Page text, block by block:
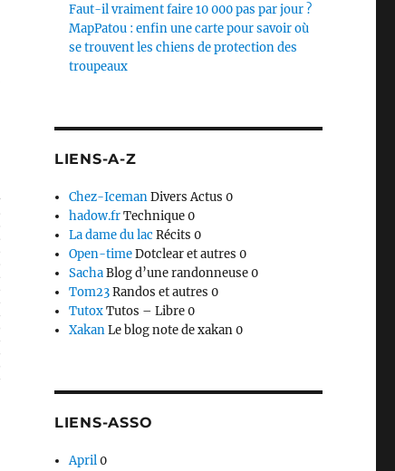
Faut-il vraiment faire 10 000 pas par jour ?
MapPatou : enfin une carte pour savoir où
se trouvent les chiens de protection des
troupeaux
LIENS-A-Z
Chez-IcemanDivers Actus 0
hadow.frTechnique 0
La dame du lac Récits 0
Open-timeDotclear et autres 0
SachaBlog d’une randonneuse 0
Tom23Randos et autres 0
TutoxTutos – Libre 0
XakanLe blog note de xakan 0
LIENS-ASSO
April0